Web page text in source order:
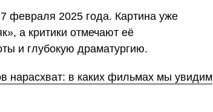
февраля 2025 года. Картина уже
а критики отмечают её
и глубокую драматургию.
нарасхват: в каких фильмах мы увидим